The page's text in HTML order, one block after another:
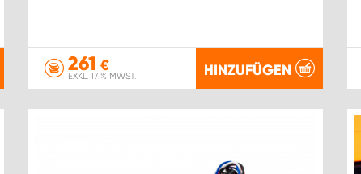
261 €
EXKL. 17 % MWST. HINZUFÜGEN